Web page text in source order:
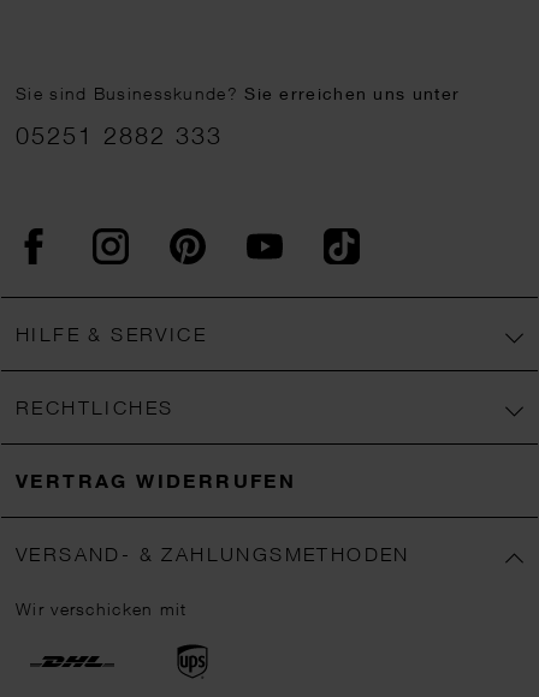
Sie sind Businesskunde?Sie erreichen uns unter
05251 2882 333
FacebookInstagram PinterestYouTubeTikTok
HILFE & SERVICE
RECHTLICHES
VERTRAG WIDERRUFEN
VERSAND- & ZAHLUNGSMETHODEN
Wir verschicken mit